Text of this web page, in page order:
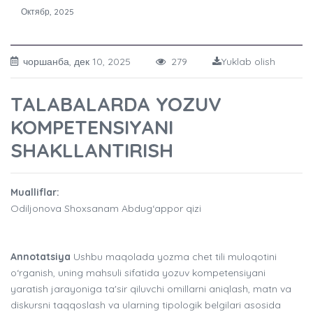
Октябр, 2025
чоршанба, дек 10, 2025 279 Yuklab olish
TALABALARDA YOZUV
KOMPETENSIYANI
SHAKLLANTIRISH
Mualliflar:
Odiljonova Shoxsanam Abdug‘appor qizi
Annotatsiya Ushbu maqolada yozma chet tili muloqotini
o‘rganish, uning mahsuli sifatida yozuv kompetensiyani
yaratish jarayoniga ta'sir qiluvchi omillarni aniqlash, matn va
diskursni taqqoslash va ularning tipologik belgilari asosida